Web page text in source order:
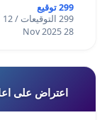
299 توقيع
299 التوقيعات / 12 أشهر
28 Nov 2025
اعتراض على